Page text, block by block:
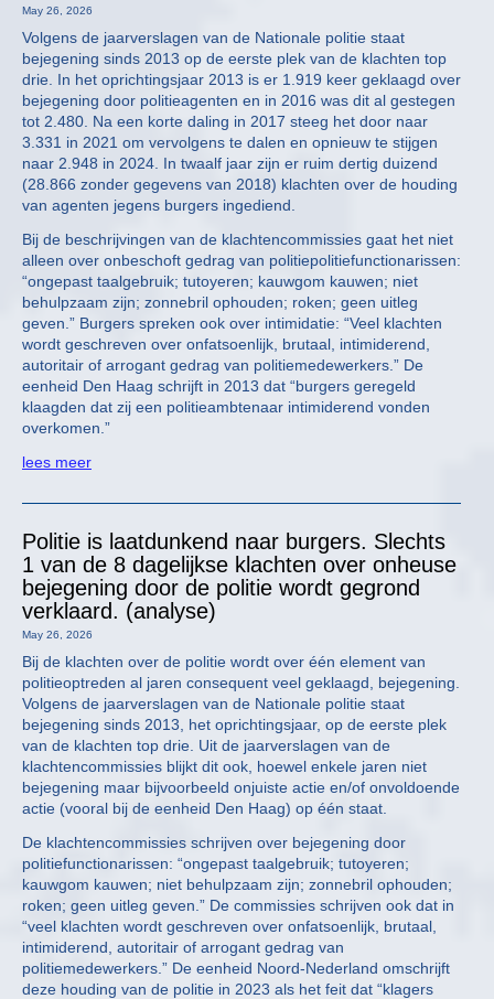
May 26, 2026
Volgens de jaarverslagen van de Nationale politie staat
bejegening sinds 2013 op de eerste plek van de klachten top
drie. In het oprichtingsjaar 2013 is er 1.919 keer geklaagd over
bejegening door politieagenten en in 2016 was dit al gestegen
tot 2.480. Na een korte daling in 2017 steeg het door naar
3.331 in 2021 om vervolgens te dalen en opnieuw te stijgen
naar 2.948 in 2024. In twaalf jaar zijn er ruim dertig duizend
(28.866 zonder gegevens van 2018) klachten over de houding
van agenten jegens burgers ingediend.
Bij de beschrijvingen van de klachtencommissies gaat het niet
alleen over onbeschoft gedrag van politiepolitiefunctionarissen:
“ongepast taalgebruik; tutoyeren; kauwgom kauwen; niet
behulpzaam zijn; zonnebril ophouden; roken; geen uitleg
geven.” Burgers spreken ook over intimidatie: “Veel klachten
wordt geschreven over onfatsoenlijk, brutaal, intimiderend,
autoritair of arrogant gedrag van politiemedewerkers.” De
eenheid Den Haag schrijft in 2013 dat “burgers geregeld
klaagden dat zij een politieambtenaar intimiderend vonden
overkomen.”
lees meer
Politie is laatdunkend naar burgers. Slechts
1 van de 8 dagelijkse klachten over onheuse
bejegening door de politie wordt gegrond
verklaard. (analyse)
May 26, 2026
Bij de klachten over de politie wordt over één element van
politieoptreden al jaren consequent veel geklaagd, bejegening.
Volgens de jaarverslagen van de Nationale politie staat
bejegening sinds 2013, het oprichtingsjaar, op de eerste plek
van de klachten top drie. Uit de jaarverslagen van de
klachtencommissies blijkt dit ook, hoewel enkele jaren niet
bejegening maar bijvoorbeeld onjuiste actie en/of onvoldoende
actie (vooral bij de eenheid Den Haag) op één staat.
De klachtencommissies schrijven over bejegening door
politiefunctionarissen: “ongepast taalgebruik; tutoyeren;
kauwgom kauwen; niet behulpzaam zijn; zonnebril ophouden;
roken; geen uitleg geven.” De commissies schrijven ook dat in
“veel klachten wordt geschreven over onfatsoenlijk, brutaal,
intimiderend, autoritair of arrogant gedrag van
politiemedewerkers.” De eenheid Noord-Nederland omschrijft
deze houding van de politie in 2023 als het feit dat “klagers